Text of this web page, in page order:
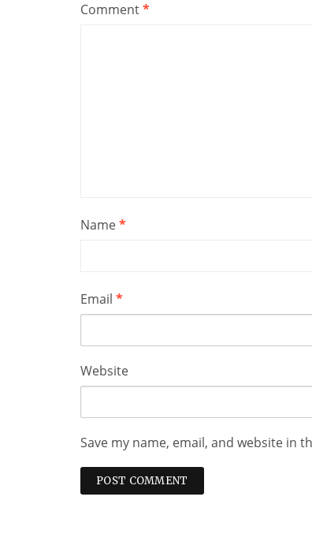
Comment*
Name*
Email *
Website
Save my name, email, and website in